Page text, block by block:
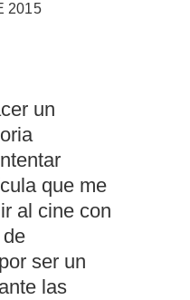
2015
un
que me
al cine con
ser un
las